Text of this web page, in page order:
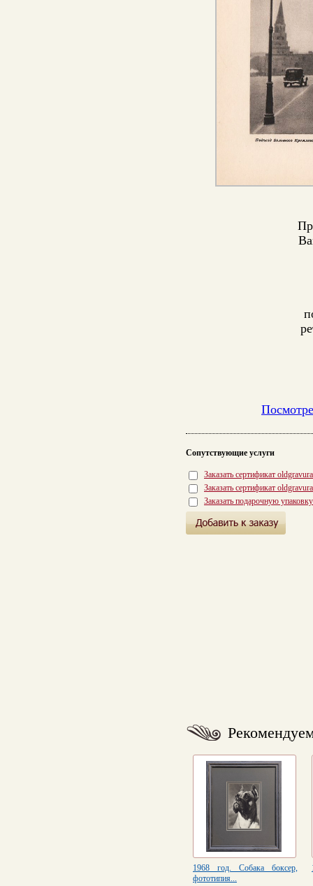
Сопутствующие услуги
Заказать сертификат
Заказать сертификат
Заказать подарочную
1968 год. Собака боксер,
фототипия...